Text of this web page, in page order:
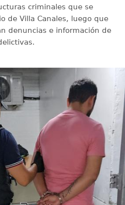
criminales que se
de Villa Canales, luego que
denuncias e información de